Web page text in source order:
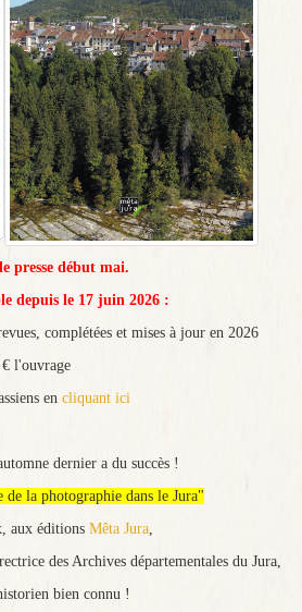
presse début mai.
depuis le 17 juin 2026 :
complétées et mises à jour en 2026
l'ouvrage
en cliquant ici
dernier a du succès !
la photographie dans le Jura"
aux éditions Mêta Jura,
des Archives départementales du Jura,
bien connu !